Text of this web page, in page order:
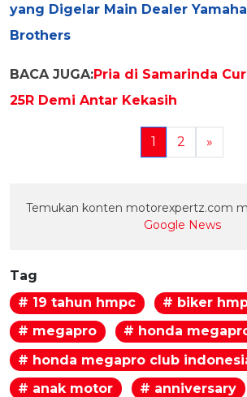
yang Digelar Main Dealer
Brothers
BACA JUGA:Pria di Samarinda
25R Demi Antar Kekasih
1 2 »
Temukan konten motorexpertz.com
Google News
Tag
# 19 tahun hmpc
# biker
# megapro
# honda
# honda megapro club
# anak motor
# anniversary